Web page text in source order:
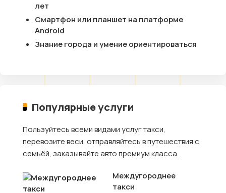
лет
Смартфон или планшет на платформе
Android
Знание города и умение ориентироваться
Популярные услуги
Пользуйтесь всеми видами услуг такси,
перевозите веси, отправляйтесь в путешествия с
семьёй, заказывайте авто премиум класса.
Междугороднее
такси